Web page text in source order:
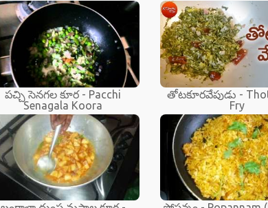
పచ్చి సెనగల కూర - Pacchi
Senagala Koora
తోటకూరవేపుడు -
Fry